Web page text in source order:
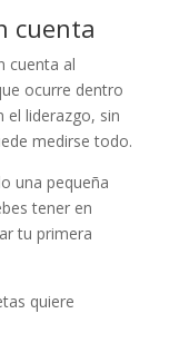
cuenta
cuenta al
ocurre dentro
el liderazgo, sin
medirse todo.
una pequeña
tener en
tu primera
quiere